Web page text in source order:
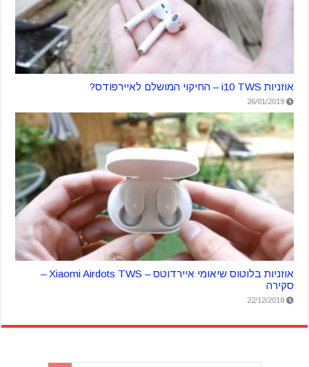
אוזניות i10 TWS – החיקוי המושלם לאיירפודס?
26/01/2019
אוזניות בלוטוס שיאומי איירדוטס – Xiaomi Airdots TWS –
סקירה
22/12/2018